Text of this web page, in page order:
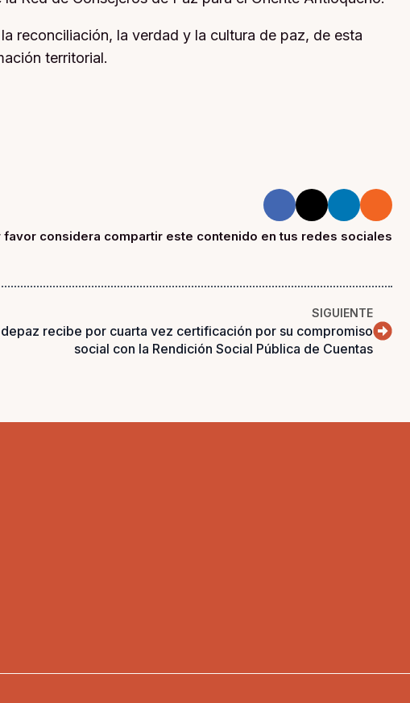
reconciliación, la verdad y la cultura de paz, de esta
territorial.
favor considera compartir este contenido en tus redes sociales
SIGUIENTE
recibe por cuarta vez certificación por su compromiso
social con la Rendición Social Pública de Cuentas